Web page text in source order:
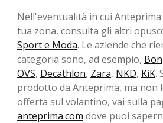
Nell'eventualità in cui
tua zona, consulta gli altri
Sport e Moda. Le aziende che
categoria sono, ad esempio,
OVS, Decathlon, Zara, NKD, KiK.
prodotto da Anteprima, ma non
offerta sul volantino, vai sulla
anteprima.com dove puoi